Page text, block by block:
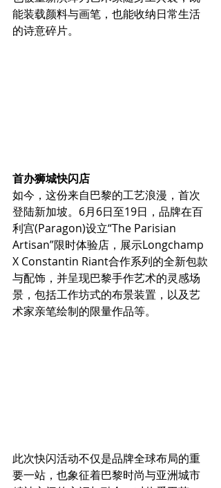
能装载颜料与画笔，也能收纳日常生活
的诗意碎片。
首办狮城快闪店
如今，这份来自巴黎的工艺浪漫，首次
登陆新加坡。6月6日至19日，品牌在百
利宫(Paragon)设立“The Parisian
Artisan”限时体验店，展示Longchamp
X Constantin Riant合作系列的全新包款
与配饰，并呈现巴黎手作艺术的灵感场
景，包括工作坊式的布景装置，以及艺
术家亲笔绘制的限量作品等。
此次快闪活动不仅是品牌全球布局的重
要一站，也象征着巴黎时尚与亚洲城市